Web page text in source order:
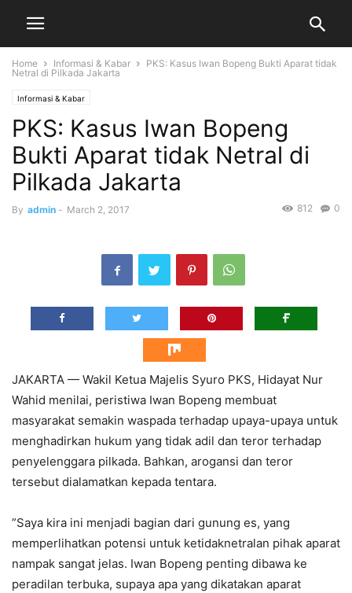
Home Informasi & Kabar
PKS: Kasus Iwan Bopeng Bukti Aparat tidak
Netral di Pilkada Jakarta
Informasi & Kabar
PKS: Kasus Iwan Bopeng
Bukti Aparat tidak Netral di
Pilkada Jakarta
By admin - March 2, 2017 0
812
JAKARTA — Wakil Ketua Majelis Syuro PKS, Hidayat Nur
Wahid menilai, peristiwa Iwan Bopeng membuat
masyarakat semakin waspada terhadap upaya-upaya untuk
menghadirkan hukum yang tidak adil dan teror terhadap
penyelenggara pilkada. Bahkan, arogansi dan teror
tersebut dialamatkan kepada tentara.
”Saya kira ini menjadi bagian dari gunung es, yang
memperlihatkan potensi untuk ketidaknetralan pihak aparat
nampak sangat jelas. Iwan Bopeng penting dibawa ke
peradilan terbuka, supaya apa yang dikatakan aparat